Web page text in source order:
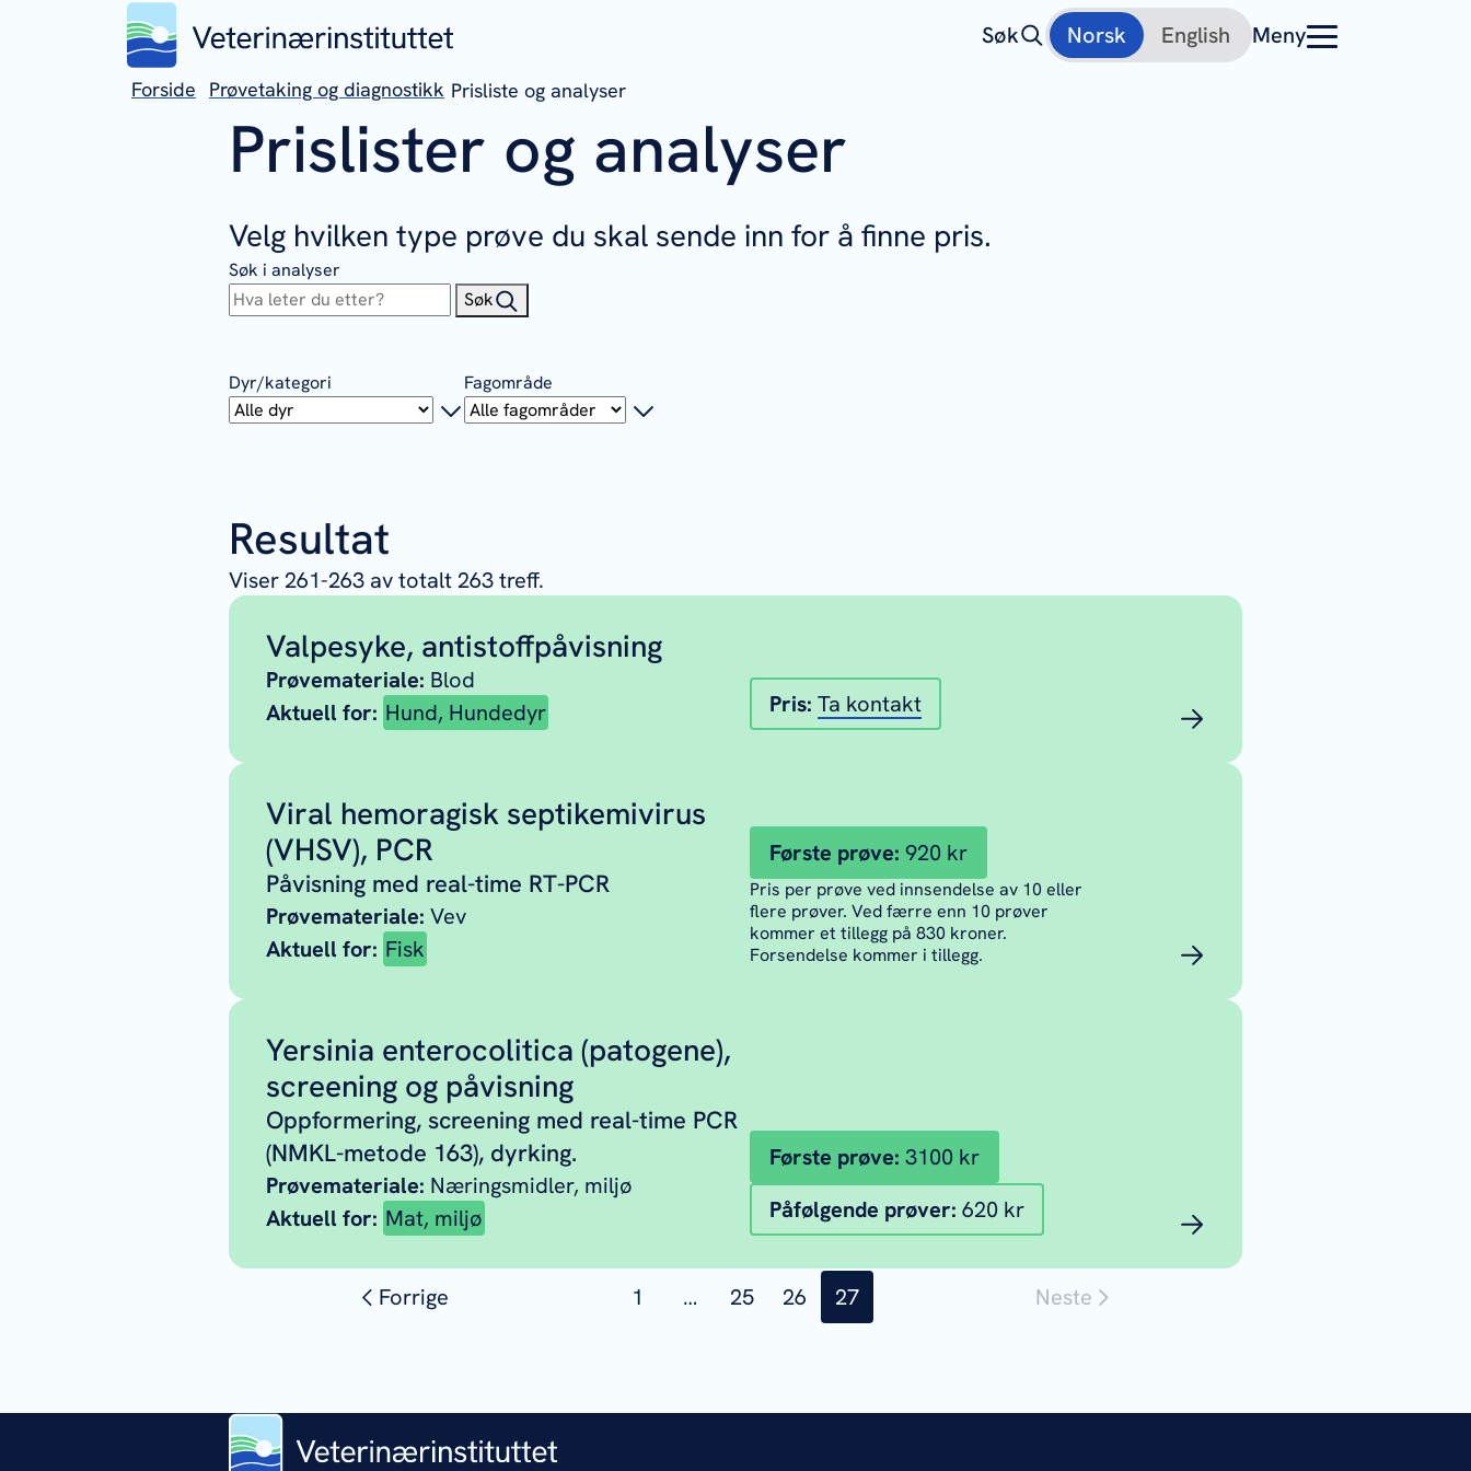
Søk Norsk English Meny
Forside Prøvetaking og diagnostikk Prisliste og analyser
Prislister og analyser
Velg hvilken type prøve du skal sende inn for å finne pris.
Søk i analyser
Søk
Dyr/kategori Fagområde
Resultat
Viser 261-263 av totalt 263treff.
Valpesyke, antistoffpåvisning
Prøvemateriale: Blod
Aktuell for: Hund, Hundedyr Pris: Ta kontakt
Viral hemoragisk septikemivirus
(VHSV), PCR
Påvisning med real-time RT-PCR
Prøvemateriale: Vev
Aktuell for: Fisk
Første prøve: 920 kr
Pris per prøve ved innsendelse av 10 eller
flere prøver. Ved færre enn 10 prøver
kommer et tillegg på 830 kroner.
Forsendelse kommer i tillegg.
Yersinia enterocolitica (patogene),
screening og påvisning
Oppformering, screening med real-time PCR
(NMKL-metode 163), dyrking.
Prøvemateriale: Næringsmidler, miljø
Aktuell for: Mat, miljø
Første prøve: 3100 kr
Påfølgende prøver: 620 kr
Forrige side
1 … side
25 side
26 side
27 Neste